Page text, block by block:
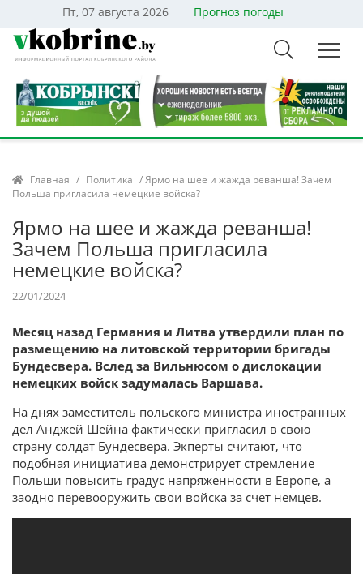
Пт, 07 августа 2026 Прогноз погоды
Главная / Политика / Ярмо на шее и жажда реванша! Зачем
Польша пригласила немецкие войска?
Ярмо на шее и жажда реванша!
Зачем Польша пригласила
немецкие войска?
22/01/2024
Месяц назад Германия и Литва утвердили план по
размещению на литовской территории бригады
Бундесвера. Вслед за Вильнюсом о дислокации
немецких войск задумалась Варшава.
На днях заместитель польского министра иностранных
дел Анджей Шейна фактически пригласил в свою
страну солдат Бундесвера. Экперты считают, что
подобная инициатива демонстрирует стремление
Польши повысить градус напряженности в Европе, а
заодно перевооружить свои войска за счет немцев.